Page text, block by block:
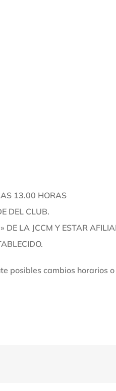
13.00 HORAS
DEL CLUB.
DE LA JCCM Y ESTAR
posibles cambios horarios o